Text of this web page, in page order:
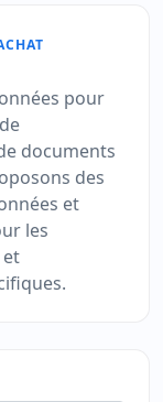
pour
documents
des
et
les